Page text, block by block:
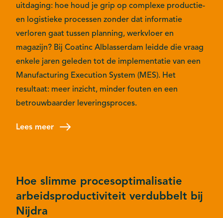
uitdaging: hoe houd je grip op complexe productie-
en logistieke processen zonder dat informatie
verloren gaat tussen planning, werkvloer en
magazijn? Bij Coatinc Alblasserdam leidde die vraag
enkele jaren geleden tot de implementatie van een
Manufacturing Execution System (MES). Het
resultaat: meer inzicht, minder fouten en een
betrouwbaarder leveringsproces.
Lees meer
Hoe slimme procesoptimalisatie
arbeidsproductiviteit verdubbelt bij
Nijdra